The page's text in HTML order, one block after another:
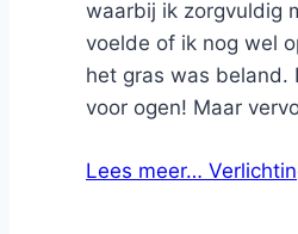
waarbij ik zorgvuldig
voelde of ik nog wel
het gras was beland.
voor ogen! Maar
Lees meer…